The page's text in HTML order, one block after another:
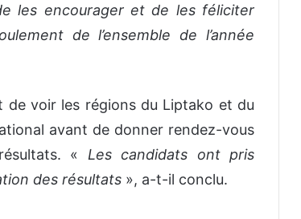
les encourager et de les féliciter
de l’ensemble de l’année
de voir les régions du Liptako et du
avant de donner rendez-vous
« Les candidats ont pris
des résultats », a-t-il conclu.